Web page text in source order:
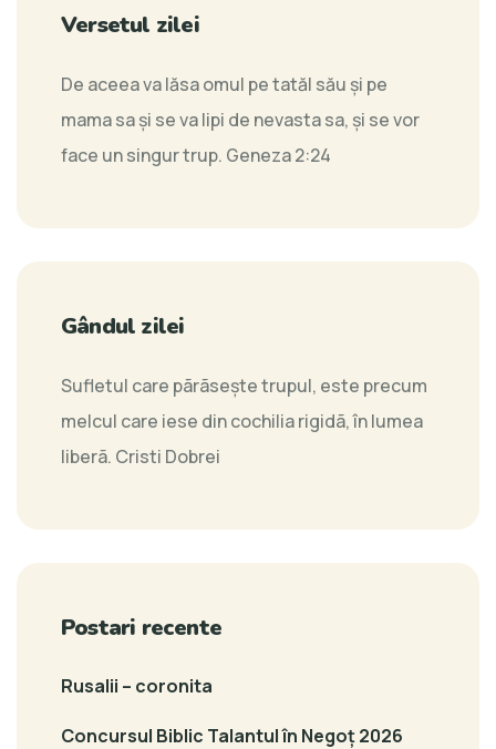
Versetul zilei
De aceea va lăsa omul pe tatăl său şi pe
mama sa şi se va lipi de nevasta sa, şi se vor
face un singur trup. Geneza 2:24
Gândul zilei
Sufletul care pãrãseşte trupul, este precum
melcul care iese din cochilia rigidã, în lumea
liberã. Cristi Dobrei
Postari recente
Rusalii – coronita
Concursul Biblic Talantul în Negoț 2026